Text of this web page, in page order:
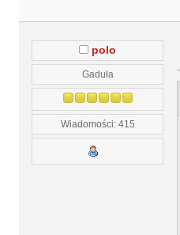
polo
Gaduła
Wiadomości: 415